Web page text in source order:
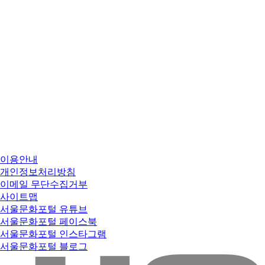
이용안내
개인정보처리방침
이메일 무단수집거부
사이트맵
서울문화포털 유튜브
서울문화포털 페이스북
서울문화포털 인스타그램
서울문화포털 블로그